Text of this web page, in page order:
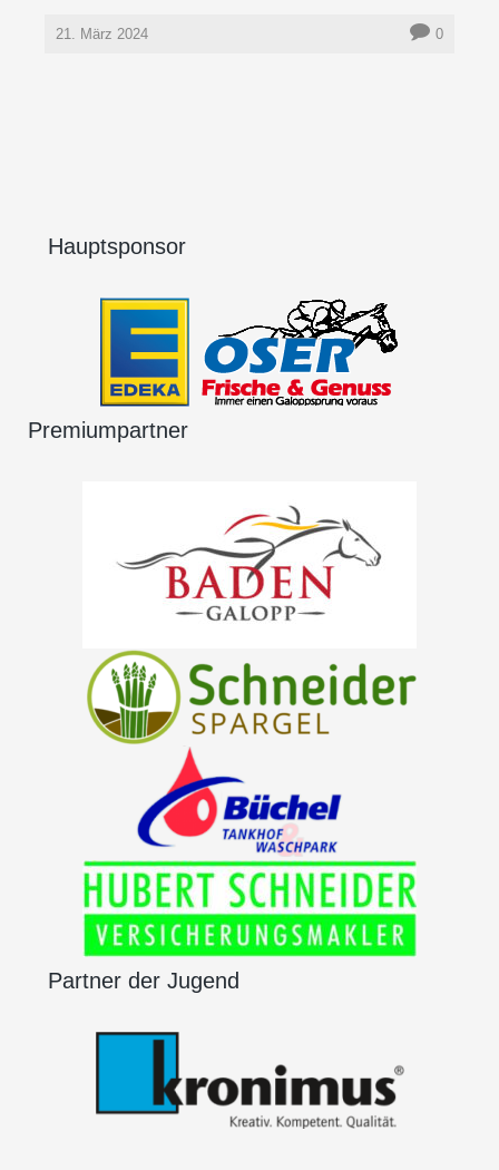
21. März 2024 0
Hauptsponsor
Premiumpartner
Partner der Jugend